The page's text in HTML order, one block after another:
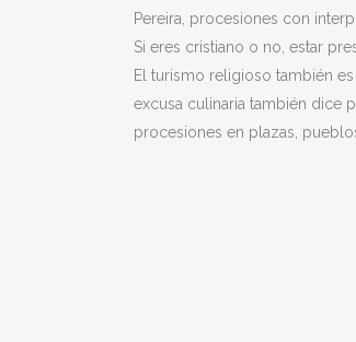
Pereira, procesiones con
Si eres cristiano o no, estar
El turismo religioso también
excusa culinaria también dice
procesiones en plazas,